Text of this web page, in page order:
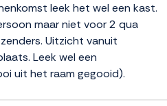
leek het wel een kast.
maar niet voor 2 qua
Uitzicht vanuit
Leek wel een
uit het raam gegooid).